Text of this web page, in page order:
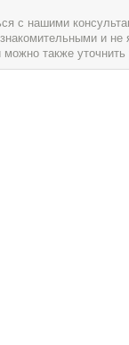
с нашими
и не
также уточнить